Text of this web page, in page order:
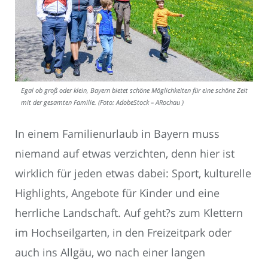
Egal ob groß oder klein, Bayern bietet schöne Möglichkeiten für eine schöne Zeit
mit der gesamten Familie. (Foto: AdobeStock – ARochau )
In einem Familienurlaub in Bayern muss
niemand auf etwas verzichten, denn hier ist
wirklich für jeden etwas dabei: Sport, kulturelle
Highlights, Angebote für Kinder und eine
herrliche Landschaft. Auf geht?s zum Klettern
im Hochseilgarten, in den Freizeitpark oder
auch ins Allgäu, wo nach einer langen